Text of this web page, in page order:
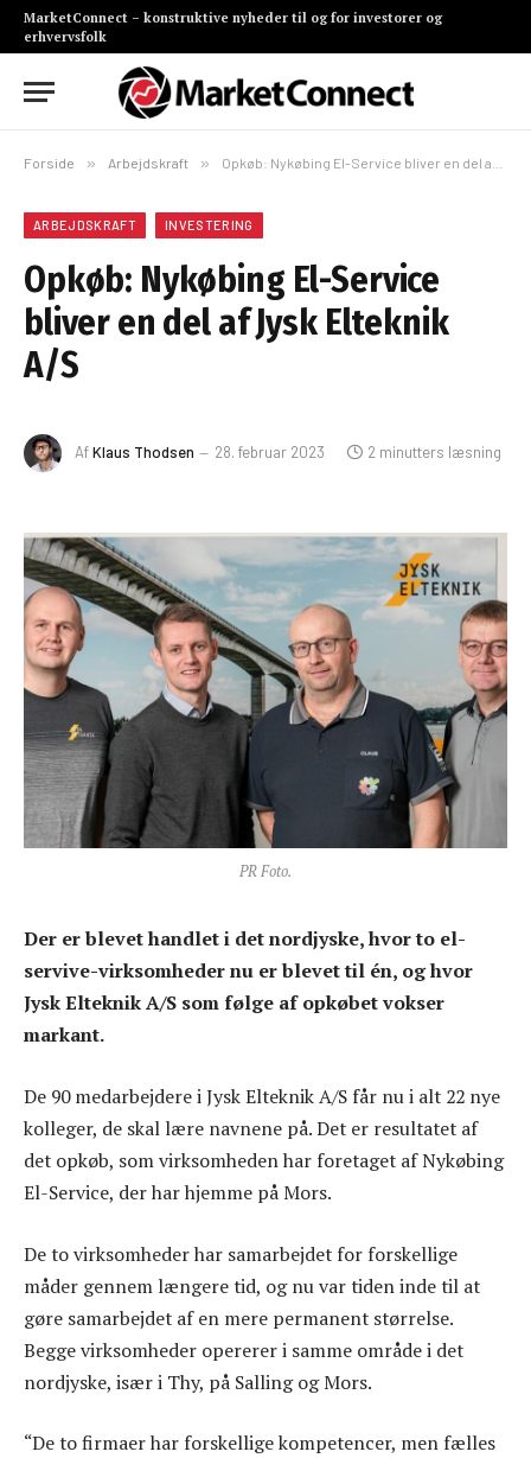
MarketConnect – konstruktive nyheder til og for investorer og
erhvervsfolk
Forside » Arbejdskraft » Opkøb: Nykøbing El-Service bliver en del af Jysk Elteknik A/S
ARBEJDSKRAFT INVESTERING
Opkøb: Nykøbing El-Service
bliver en del af Jysk Elteknik
A/S
AfKlaus Thodsen 28. februar 2023 2 minutters læsning
PR Foto.
Der er blevet handlet i det nordjyske, hvor to el-
servive-virksomheder nu er blevet til én, og hvor
Jysk Elteknik A/S som følge af opkøbet vokser
markant.
De 90 medarbejdere i Jysk Elteknik A/S får nu i alt 22 nye
kolleger, de skal lære navnene på. Det er resultatet af
det opkøb, som virksomheden har foretaget af Nykøbing
El-Service, der har hjemme på Mors.
De to virksomheder har samarbejdet for forskellige
måder gennem længere tid, og nu var tiden inde til at
gøre samarbejdet af en mere permanent størrelse.
Begge virksomheder opererer i samme område i det
nordjyske, især i Thy, på Salling og Mors.
“De to firmaer har forskellige kompetencer, men fælles